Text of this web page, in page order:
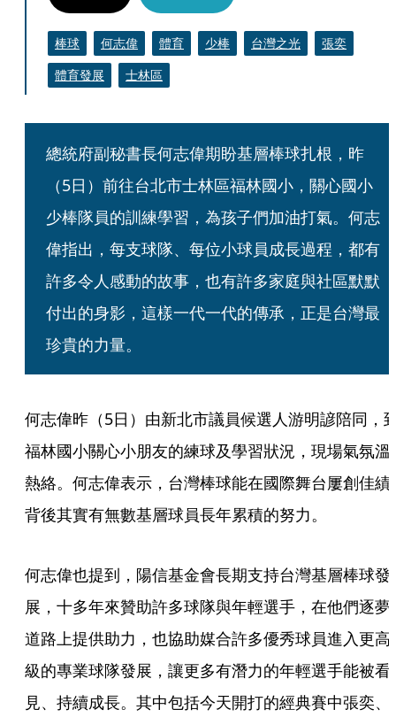
棒球 何志偉 體育 少棒 台灣之光
張奕
體育發展
士林區
總統府副秘書長何志偉期盼基層棒球扎根，昨
（5日）前往台北市士林區福林國小，關心國小
少棒隊員的訓練學習，為孩子們加油打氣。何志
偉指出，每支球隊、每位小球員成長過程，都有
許多令人感動的故事，也有許多家庭與社區默默
付出的身影，這樣一代一代的傳承，正是台灣最
珍貴的力量。
何志偉昨（5日）由新北市議員候選人游明諺陪同，
福林國小關心小朋友的練球及學習狀況，現場氣氛溫
熱絡。何志偉表示，台灣棒球能在國際舞台屢創佳績
背後其實有無數基層球員長年累積的努力。
何志偉也提到，陽信基金會長期支持台灣基層棒球發
展，十多年來贊助許多球隊與年輕選手，在他們逐夢
道路上提供助力，也協助媒合許多優秀球員進入更高
級的專業球隊發展，讓更多有潛力的年輕選手能被看
見、持續成長。其中包括今天開打的經典賽中張奕、